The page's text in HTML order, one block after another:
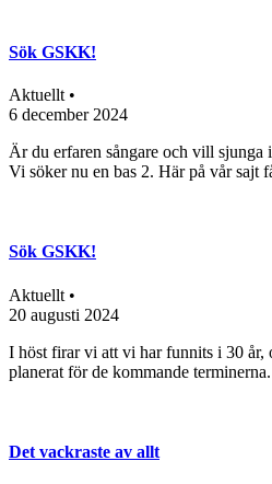
Sök GSKK!
Aktuellt •
6 december 2024
Är du erfaren sångare och vill sjunga
Vi söker nu en bas 2. Här på vår
Sök GSKK!
Aktuellt •
20 augusti 2024
I höst firar vi att vi har funnits i 30
planerat för de kommande
Det vackraste av allt